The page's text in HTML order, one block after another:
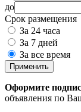
до
Срок размещения
За 24 часа
За 7 дней
За все время
Применить
Оформите
объявления по